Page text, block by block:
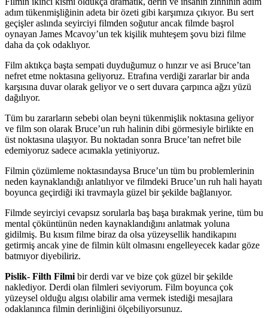
adım tükenmişliğinin adeta bir özeti gibi karşımıza çıkıyor. Bu sert
geçişler aslında seyirciyi filmden soğutur ancak filmde başrol
oynayan James Mcavoy’un tek kişilik muhteşem şovu bizi filme
daha da çok odaklıyor.
Film aktıkça başta sempati duyduğumuz o hınzır ve asi Bruce’tan
nefret etme noktasına geliyoruz. Etrafına verdiği zararlar bir anda
karşısına duvar olarak geliyor ve o sert duvara çarpınca ağzı yüzü
dağılıyor.
Tüm bu zararların sebebi olan beyni tükenmişlik noktasına geliyor
ve film son olarak Bruce’un ruh halinin dibi görmesiyle birlikte en
üst noktasına ulaşıyor. Bu noktadan sonra Bruce’tan nefret bile
edemiyoruz sadece acımakla yetiniyoruz.
Filmin çözümleme noktasındaysa Bruce’un tüm bu problemlerinin
neden kaynaklandığı anlatılıyor ve filmdeki Bruce’un ruh hali hayatı
boyunca geçirdiği iki travmayla güzel bir şekilde bağlanıyor.
Filmde seyirciyi cevapsız sorularla baş başa bırakmak yerine, tüm bu
mental çöküntünün neden kaynaklandığını anlatmak yoluna
gidilmiş. Bu kısım filme biraz da olsa yüzeysellik handikapını
getirmiş ancak yine de filmin kült olmasını engelleyecek kadar göze
batmıyor diyebiliriz.
Pislik- Filth Filmi bir derdi var ve bize çok güzel bir şekilde
naklediyor. Derdi olan filmleri seviyorum. Film boyunca çok
yüzeysel olduğu algısı olabilir ama vermek istediği mesajlara
odaklanınca filmin derinliğini ölçebiliyorsunuz.